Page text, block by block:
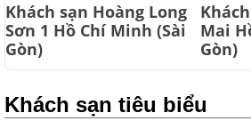
Khách sạn Hoàng Long
Sơn 1 Hồ Chí Minh (Sài
Gòn)
Mai
Gòn)
Khách sạn tiêu biểu